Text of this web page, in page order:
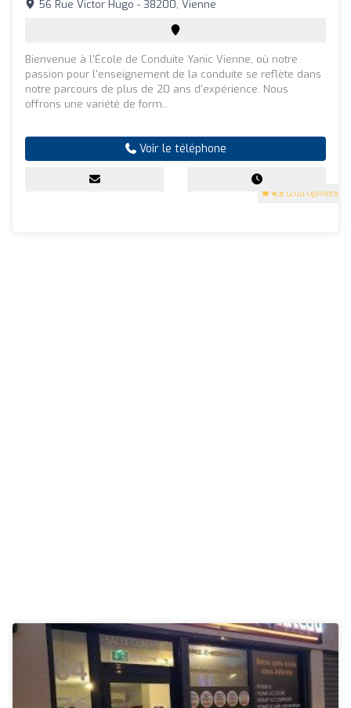
4.3 (200 Opinions)
56 Rue Victor Hugo - 38200, Vienne
Bienvenue à l'École de Conduite Yanic Vienne, où notre
passion pour l'enseignement de la conduite se reflète dans
notre parcours de plus de 20 ans d'expérience. Nous
offrons une variété de form...
Voir le téléphone